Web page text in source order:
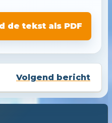
de tekst als PDF
Volgend bericht